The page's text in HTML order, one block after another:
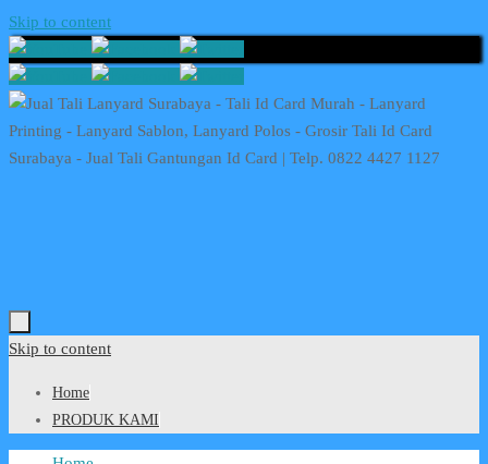
Skip to content
Skip to content
Home
PRODUK KAMI